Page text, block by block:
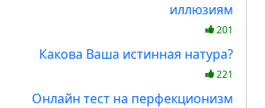
иллюзиям
201
Какова Ваша истинная натура?
221
Онлайн тест на перфекционизм